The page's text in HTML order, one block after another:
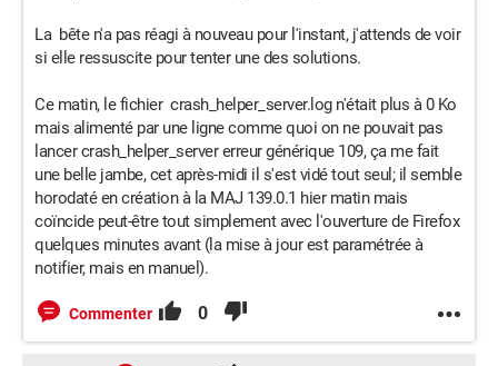
La bête n'a pas réagi à nouveau pour l'instant, j'attends de voir
si elle ressuscite pour tenter une des solutions.
Ce matin, le fichier crash_helper_server.log n'était plus à 0 Ko
mais alimenté par une ligne comme quoi on ne pouvait pas
lancer crash_helper_server erreur générique 109, ça me fait
une belle jambe, cet après-midi il s'est vidé tout seul; il semble
horodaté en création à la MAJ 139.0.1 hier matin mais
coïncide peut-être tout simplement avec l'ouverture de Firefox
quelques minutes avant (la mise à jour est paramétrée à
notifier, mais en manuel).
Commenter 0